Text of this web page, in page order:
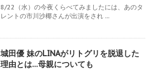
8/22（水）の今夜くらべてみましたには、あのタ
レントの市川沙椰さんが出演をされ ...
城田優 妹のLINAがリトグリを脱退した
理由とは…母親についても